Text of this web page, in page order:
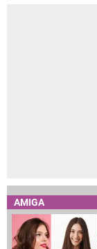
AMIGA